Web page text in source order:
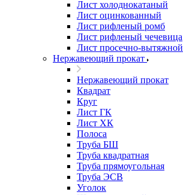
Лист холоднокатаный
Лист оцинкованный
Лист рифленый ромб
Лист рифленый чечевица
Лист просечно-вытяжной
Нержавеющий прокат
Нержавеющий прокат
Квадрат
Круг
Лист ГК
Лист ХК
Полоса
Труба БШ
Труба квадратная
Труба прямоугольная
Труба ЭСВ
Уголок